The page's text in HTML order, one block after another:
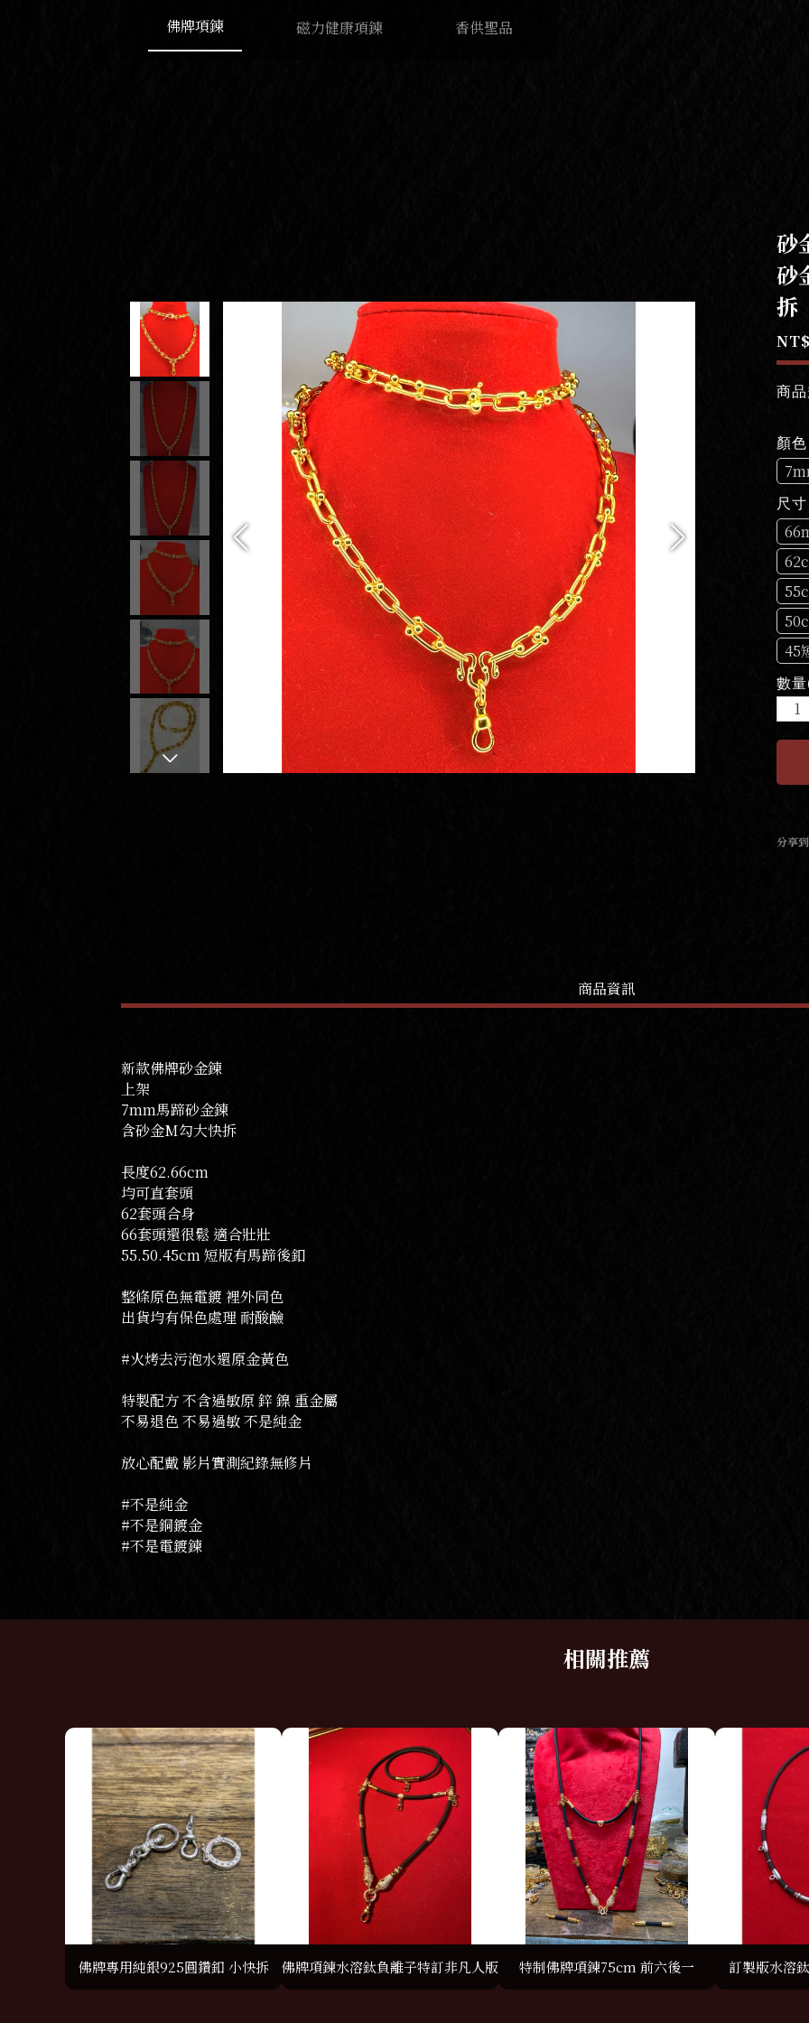
佛牌項鍊 磁力健康項鍊 香供聖品
砂
砂
拆
商
顏色
尺寸
45
數
分享到
商品資訊
新款佛牌砂金鍊
上架
7mm馬蹄砂金鍊
含砂金M勾大快拆
長度62.66cm
均可直套頭
62套頭合身
66套頭還很鬆 適合壯壯
55.50.45cm 短版有馬蹄後釦
整條原色無電鍍 裡外同色
出貨均有保色處理 耐酸鹼
#火烤去污泡水還原金黃色
特製配方 不含過敏原 鋅 鎳 重金屬
不易退色 不易過敏 不是純金
放心配戴 影片實測紀錄無修片
#不是純金
#不是銅鍍金
#不是電鍍鍊
佛牌專用純銀925圓鑽釦 小快拆 佛牌項鍊水溶鈦負離子特訂非凡人版 特制佛牌項鍊75cm 前六後一 訂製版水溶